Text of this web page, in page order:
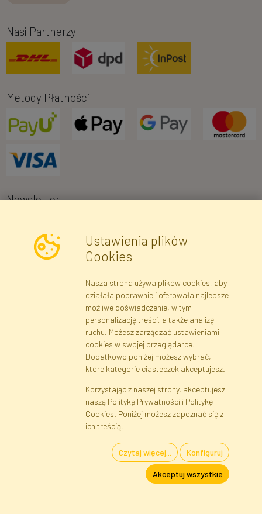
Nasi Partnerzy
Metody Płatności
Newsletter
Wyrażam zgodę na przetwarzanie moich danych osobowych w celu
otrzymywania informacji marketingowych i ofert handlowych za
o.o.. Poinformowano mnie o prawie wglądu do treści moich danych
osobowych oraz ich poprawiania, a także iż podanie danych jest
Dane rejestrowe Regulamin
Polityka Prywatności
Pomoc
Mapa serwisu
Cookies Język
Kwiaty i Rośliny Sztuczne · Hurtownia i Sklep Internetowy · Bezpośredni
Importer · Warszawa, Błonie
Ustawienia plików
Cookies
Nasza strona używa plików cookies, aby
działała poprawnie i oferowała najlepsze
możliwe doświadczenie, w tym
personalizację treści, a także analizę
ruchu. Możesz zarządzać ustawieniami
cookies w swojej przeglądarce.
Dodatkowo poniżej możesz wybrać,
które kategorie ciasteczek akceptujesz.
Korzystając z naszej strony, akceptujesz
naszą Politykę Prywatności i Politykę
Cookies. Poniżej możesz zapoznać się z
ich treścią.
Czytaj więcej... Konfiguruj
Akceptuj wszystkie